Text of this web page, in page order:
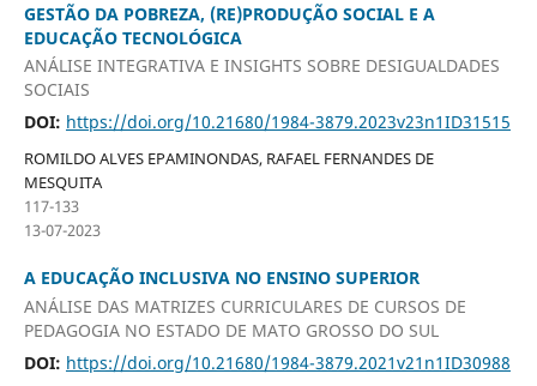
GESTÃO DA POBREZA, (RE)PRODUÇÃO SOCIAL E A
EDUCAÇÃO TECNOLÓGICA
ANÁLISE INTEGRATIVA E INSIGHTS SOBRE DESIGUALDADES
SOCIAIS
DOI: https://doi.org/10.21680/1984-3879.2023v23n1ID31515
ROMILDO ALVES EPAMINONDAS, RAFAEL FERNANDES DE
MESQUITA
117-133
13-07-2023
A EDUCAÇÃO INCLUSIVA NO ENSINO SUPERIOR
ANÁLISE DAS MATRIZES CURRICULARES DE CURSOS DE
PEDAGOGIA NO ESTADO DE MATO GROSSO DO SUL
DOI: https://doi.org/10.21680/1984-3879.2021v21n1ID30988